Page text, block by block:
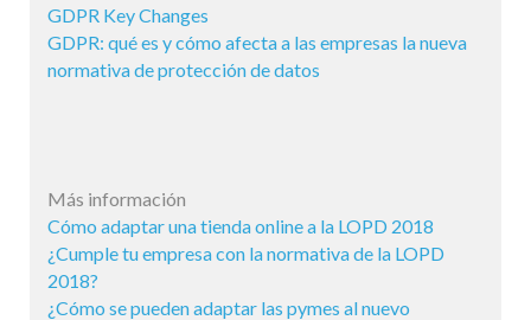
GDPR Key Changes
GDPR: qué es y cómo afecta a las empresas la nueva
normativa de protección de datos
Más información
Cómo adaptar una tienda online a la LOPD 2018
¿Cumple tu empresa con la normativa de la LOPD
2018?
¿Cómo se pueden adaptar las pymes al nuevo